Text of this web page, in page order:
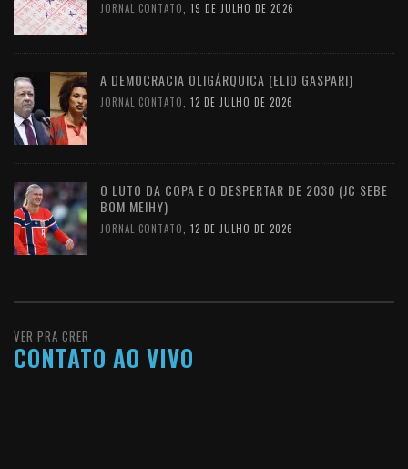
JORNAL CONTATO, 19 DE JULHO DE 2026
A DEMOCRACIA OLIGÁRQUICA (ELIO GASPARI)
JORNAL CONTATO, 12 DE JULHO DE 2026
O LUTO DA COPA E O DESPERTAR DE 2030 (JC SEBE
BOM MEIHY)
JORNAL CONTATO, 12 DE JULHO DE 2026
VER PRA CRER
CONTATO AO VIVO